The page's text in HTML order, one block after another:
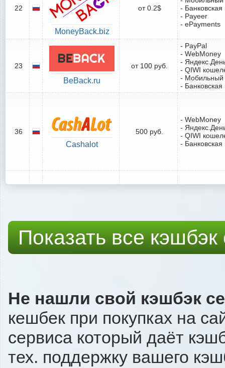
22
MoneyBack.biz
от 0.2$
-
- Payeer
- ePayments
23
BeBack.ru
от 100 руб.
- PayPal
- WebMoney
-
- QIWI
- Мобильный
-
36
Cashalot
500 руб.
- WebMoney
-
- QIWI
-
Показать все
Не нашли свой кэшбэк
кешбек при покупках на
сервиса который даёт
тех. поддержку вашего